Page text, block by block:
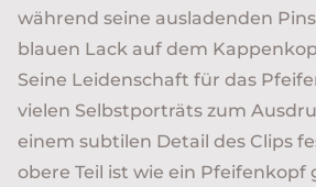
während seine ausladenden
blauen Lack auf dem
Seine Leidenschaft für das
vielen Selbstporträts zum
einem subtilen Detail des Clips
obere Teil ist wie ein